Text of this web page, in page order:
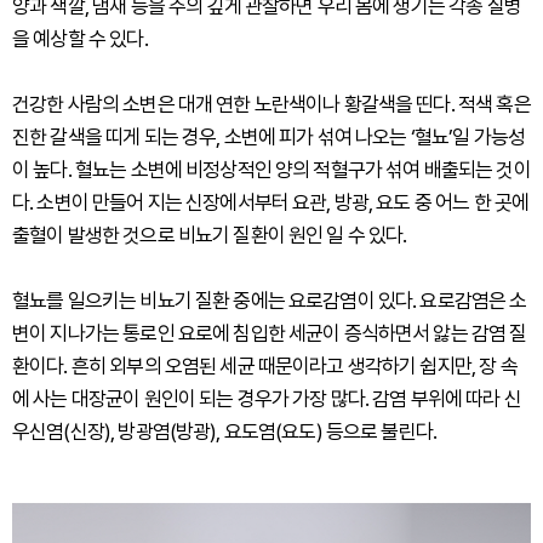
양과 색깔, 냄새 등을 주의 깊게 관찰하면 우리 몸에 생기는 각종 질병
을 예상할 수 있다.
건강한 사람의 소변은 대개 연한 노란색이나 황갈색을 띤다. 적색 혹은
진한 갈색을 띠게 되는 경우, 소변에 피가 섞여 나오는 ‘혈뇨’일 가능성
이 높다. 혈뇨는 소변에 비정상적인 양의 적혈구가 섞여 배출되는 것이
다. 소변이 만들어 지는 신장에서부터 요관, 방광, 요도 중 어느 한 곳에
출혈이 발생한 것으로 비뇨기 질환이 원인 일 수 있다.
혈뇨를 일으키는 비뇨기 질환 중에는 요로감염이 있다. 요로감염은 소
변이 지나가는 통로인 요로에 침입한 세균이 증식하면서 앓는 감염 질
환이다. 흔히 외부의 오염된 세균 때문이라고 생각하기 쉽지만, 장 속
에 사는 대장균이 원인이 되는 경우가 가장 많다. 감염 부위에 따라 신
우신염(신장), 방광염(방광), 요도염(요도) 등으로 불린다.